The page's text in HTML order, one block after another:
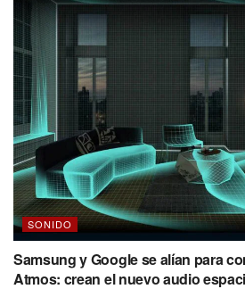
SONIDO
Samsung y Google se alían para
Atmos: crean el nuevo audio